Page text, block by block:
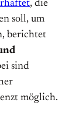
, die
soll, um
berichtet
sind
möglich.